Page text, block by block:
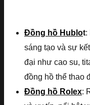
Đồng hồ Hublot:
sáng tạo và sự
đại như cao su,
đồng hồ thể thao
Đồng hồ Rolex: